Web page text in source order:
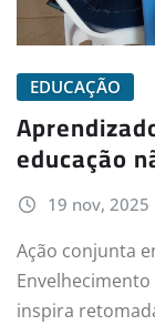
EDUCAÇÃO
educação
19 nov, 2025
Ação conjunta
Envelhecimento
inspira